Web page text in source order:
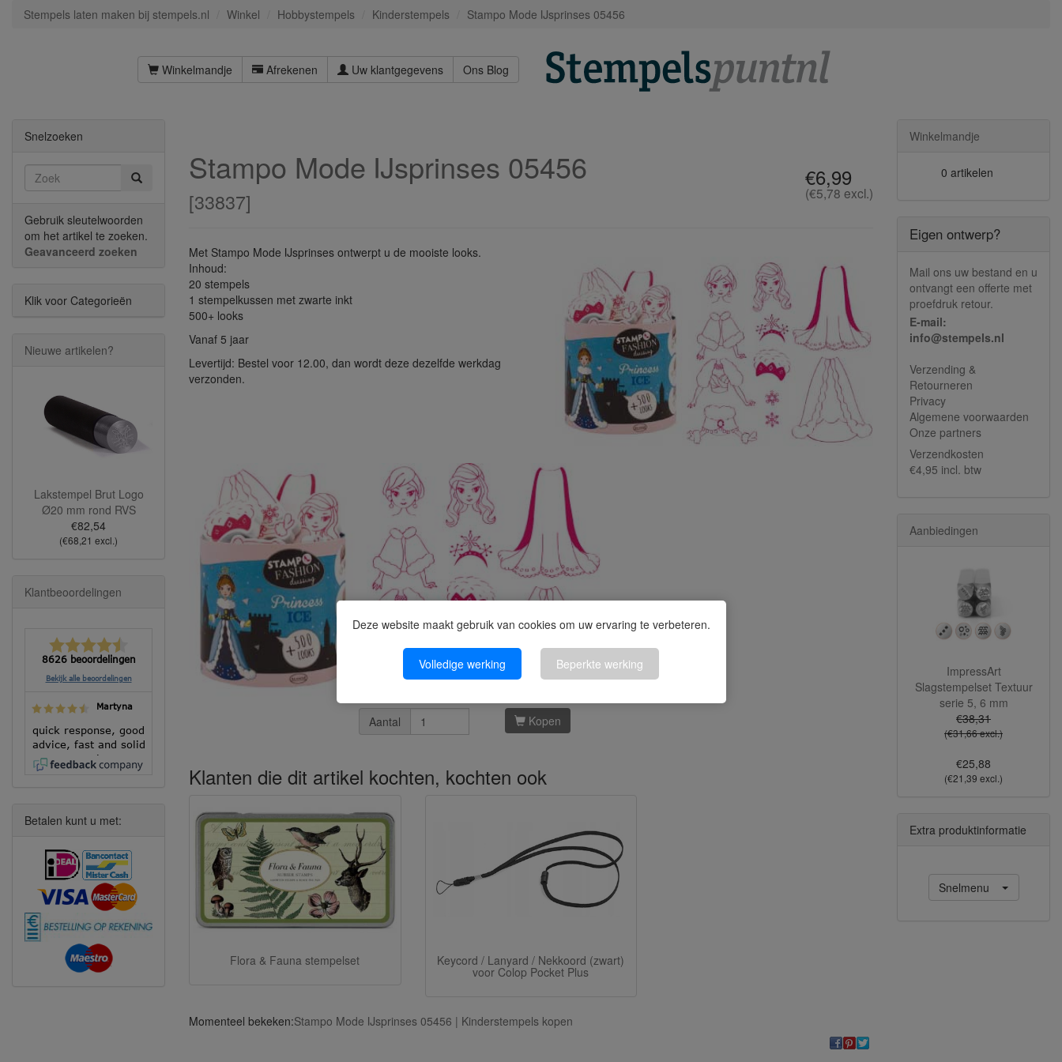
Deze website maakt gebruik van cookies om uw ervaring te verbeteren.
Volledige werking Beperkte werking
Stempels laten maken bij stempels.nl Winkel Hobbystempels Kinderstempels Stampo Mode IJsprinses 05456
Winkelmandje Afrekenen Uw klantgegevens Ons Blog
€6,99
(€5,78 excl.)
Stampo Mode IJsprinses 05456
[33837]
Met Stampo Mode IJsprinses ontwerpt u de mooiste looks.
Inhoud:
20 stempels
1 stempelkussen met zwarte inkt
500+ looks
Vanaf 5 jaar
Levertijd: Bestel voor 12.00, dan wordt deze dezelfde werkdag
verzonden.
Aantal Kopen
Klanten die dit artikel kochten, kochten ook
Flora & Fauna stempelset Keycord / Lanyard / Nekkoord (zwart)
voor Colop Pocket Plus
Momenteel bekeken:Stampo Mode IJsprinses 05456 | Kinderstempels kopen
Snelzoeken
Gebruik sleutelwoorden
om het artikel te zoeken.
Geavanceerd zoeken
Klik voor Categorieën
Nieuwe artikelen?
Lakstempel Brut Logo
Ø20 mm rond RVS
€82,54
(€68,21 excl.)
Klantbeoordelingen
8626 beoordelingen
Bekijk alle beoordelingen
Martyna
quick response, good
advice, fast and solid
execution!
Betalen kunt u met:
Winkelmandje
0 artikelen
Eigen ontwerp?
Mail ons uw bestand en u
ontvangt een offerte met
proefdruk retour.
E-mail:
info@stempels.nl
Verzending &
Retourneren
Privacy
Algemene voorwaarden
Onze partners
Verzendkosten
€4,95 incl. btw
Aanbiedingen
ImpressArt
Slagstempelset Textuur
serie 5, 6 mm
€38,31
(€31,66 excl.)
€25,88
(€21,39 excl.)
Extra produktinformatie
Snelmenu